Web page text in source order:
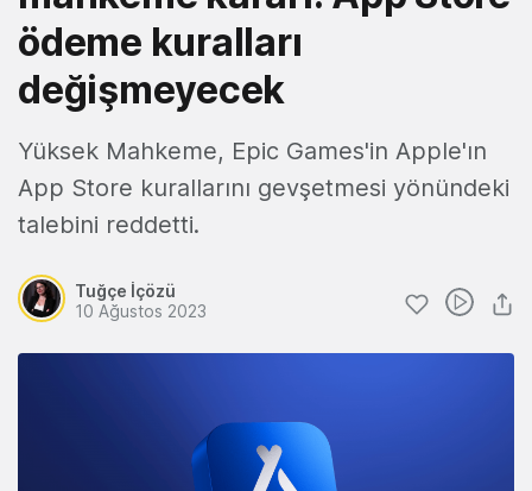
ödeme kuralları
değişmeyecek
Yüksek Mahkeme, Epic Games'in Apple'ın
App Store kurallarını gevşetmesi yönündeki
talebini reddetti.
Tuğçe İçözü
10 Ağustos 2023